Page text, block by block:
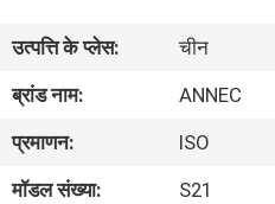
हमारे
बारे
उत्पत्ति के प्लेस:
चीन
ब्रांड नाम:
ANNEC
प्रमाणन:
ISO
मॉडल संख्या:
S21